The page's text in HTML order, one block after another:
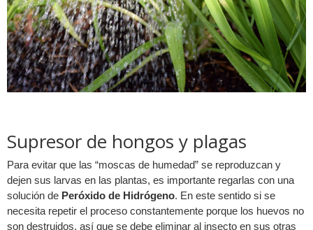
Supresor de hongos y plagas
Para evitar que las “moscas de humedad” se reproduzcan y
dejen sus larvas en las plantas, es importante regarlas con una
solución de Peróxido de Hidrógeno. En este sentido si se
necesita repetir el proceso constantemente porque los huevos no
son destruidos, así que se debe eliminar al insecto en sus otras